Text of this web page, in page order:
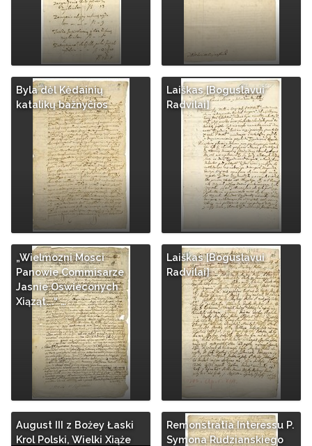
Byla dėl Kėdainių
katalikų bažnyčios
Laiškas [Boguslavui
Radvilai]
„Wielmozni Mosci
Panowie Commisarze
Jasnie Oswieconych
Xiąząt...“ …
Laiškas [Boguslavui
Radvilai]
August III z Bożey Łaski
Krol Polski, Wielki Xiąże
Remonstratia Interessu P.
Symona Rudzianskiego